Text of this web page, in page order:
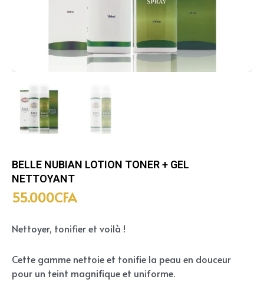
BELLE NUBIAN LOTION TONER + GEL
NETTOYANT
55.000CFA
Nettoyer, tonifier et voilà !
Cette gamme nettoie et tonifie la peau en douceur
pour un teint magnifique et uniforme.